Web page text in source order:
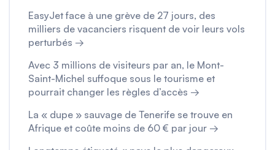
EasyJet face à une grève de 27 jours, des
milliers de vacanciers risquent de voir leurs vols
perturbés →
Avec 3 millions de visiteurs par an, le Mont-
Saint-Michel suffoque sous le tourisme et
pourrait changer les règles d’accès →
La « dupe » sauvage de Tenerife se trouve en
Afrique et coûte moins de 60 € par jour →